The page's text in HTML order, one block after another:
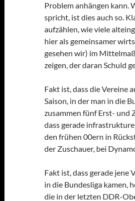
Problem anhängen kann.
spricht, ist dies auch so.
aufzählen, wie viele
hier als gemeinsamer
gesehen wir) im
zeigen, der daran Schuld
Fakt ist, dass die Vereine
Saison, in der man in die
zusammen fünf Erst- und
dass gerade
den frühen 00ern in
der Zuschauer, bei
Fakt ist, dass gerade jene
in die Bundesliga kamen,
die in der letzten DDR-